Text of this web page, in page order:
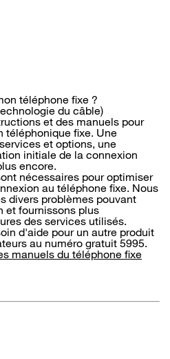
téléphone fixe ?
du câble)
et des manuels pour
téléphonique fixe. Une
et options, une
initiale de la connexion
encore.
nécessaires pour optimiser
au téléphone fixe. Nous
divers problèmes pouvant
et fournissons plus
des services utilisés.
d'aide pour un autre produit
au numéro gratuit 5995.
manuels du téléphone fixe